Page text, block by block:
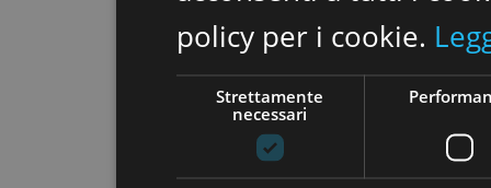
policy per i cookie.
Strettamente
necessari